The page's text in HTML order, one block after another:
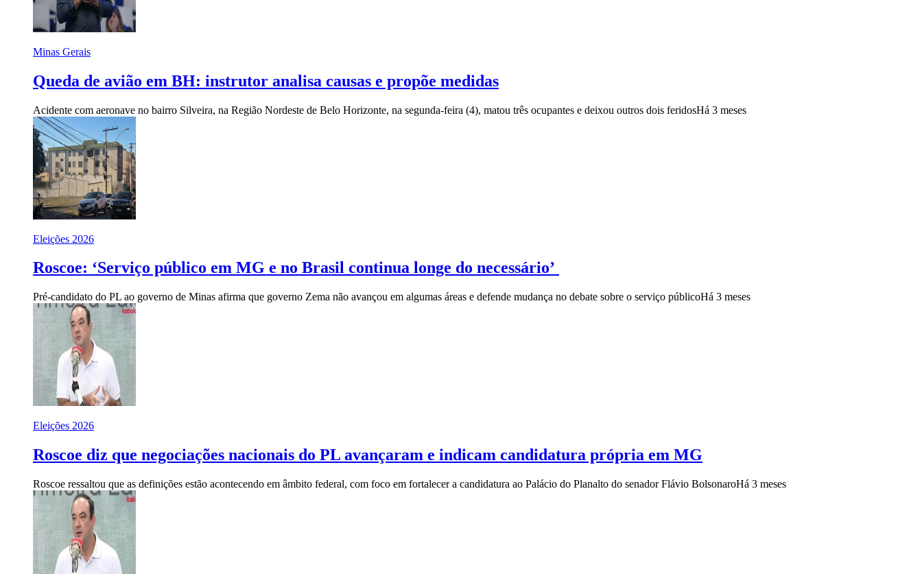
Minas Gerais
Queda de avião em BH: instrutor analisa causas e propõe medidas
Acidente com aeronave no bairro Silveira, na Região Nordeste de Belo Horizonte, na segunda-feira (4), matou três ocupantes e deixou outros dois feridosHá 3 meses
Eleições 2026
Roscoe: ‘Serviço público em MG e no Brasil continua longe do necessário’
Pré-candidato do PL ao governo de Minas afirma que governo Zema não avançou em algumas áreas e defende mudança no debate sobre o serviço públicoHá 3 meses
Eleições 2026
Roscoe diz que negociações nacionais do PL avançaram e indicam candidatura própria em MG
Roscoe ressaltou que as definições estão acontecendo em âmbito federal, com foco em fortalecer a candidatura ao Palácio do Planalto do senador Flávio BolsonaroHá 3 meses